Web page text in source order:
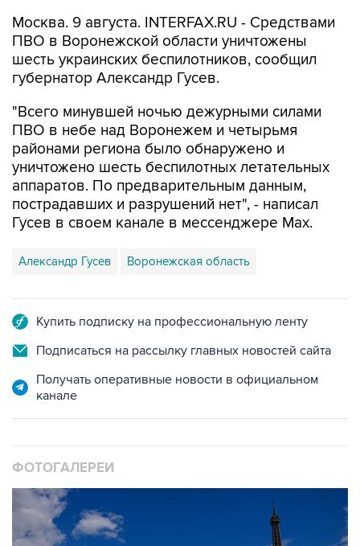
Москва. 9 августа. INTERFAX.RU - Средствами
ПВО в Воронежской области уничтожены
шесть украинских беспилотников, сообщил
губернатор Александр Гусев.
"Всего минувшей ночью дежурными силами
ПВО в небе над Воронежем и четырьмя
районами региона было обнаружено и
уничтожено шесть беспилотных летательных
аппаратов. По предварительным данным,
пострадавших и разрушений нет", - написал
Гусев в своем канале в мессенджере Max.
Александр Гусев Воронежская область
Купить подписку на профессиональную ленту
Подписаться на рассылку главных новостей сайта
Получать оперативные новости в официальном
канале
ФОТОГАЛЕРЕИ